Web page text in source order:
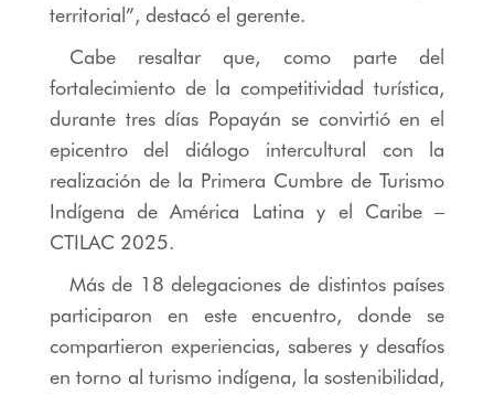
territorial”, destacó el gerente.
Cabe resaltar que, como parte del
fortalecimiento de la competitividad turística,
durante tres días Popayán se convirtió en el
epicentro del diálogo intercultural con la
realización de la Primera Cumbre de Turismo
Indígena de América Latina y el Caribe –
CTILAC 2025.
Más de 18 delegaciones de distintos países
participaron en este encuentro, donde se
compartieron experiencias, saberes y desafíos
en torno al turismo indígena, la sostenibilidad,